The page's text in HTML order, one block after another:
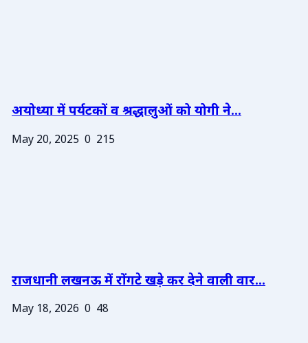
अयोध्या में पर्यटकों व श्रद्धालुओं को योगी ने...
May 20, 2025 0 215
राजधानी लखनऊ में रोंगटे खड़े कर देने वाली वार...
May 18, 2026 0 48